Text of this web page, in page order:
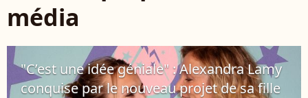
média
"C’est une idée géniale" : Alexandra Lamy
conquise par le nouveau projet de sa fille